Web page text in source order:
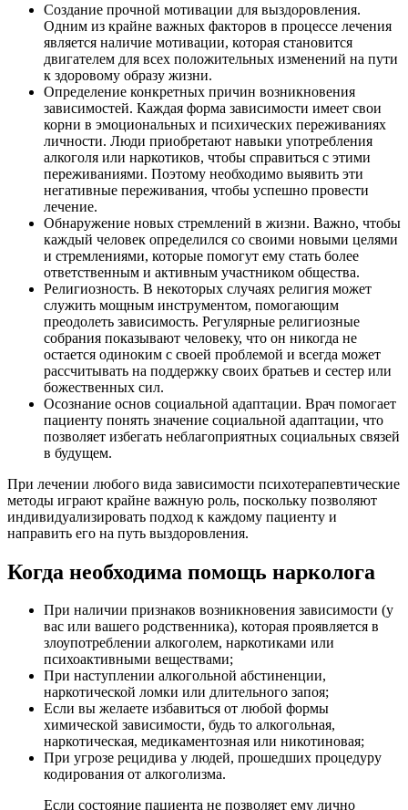
Создание прочной мотивации для выздоровления.
Одним из крайне важных факторов в процессе лечения
является наличие мотивации, которая становится
двигателем для всех положительных изменений на пути
к здоровому образу жизни.
Определение конкретных причин возникновения
зависимостей. Каждая форма зависимости имеет свои
корни в эмоциональных и психических переживаниях
личности. Люди приобретают навыки употребления
алкоголя или наркотиков, чтобы справиться с этими
переживаниями. Поэтому необходимо выявить эти
негативные переживания, чтобы успешно провести
лечение.
Обнаружение новых стремлений в жизни. Важно, чтобы
каждый человек определился со своими новыми целями
и стремлениями, которые помогут ему стать более
ответственным и активным участником общества.
Религиозность. В некоторых случаях религия может
служить мощным инструментом, помогающим
преодолеть зависимость. Регулярные религиозные
собрания показывают человеку, что он никогда не
остается одиноким с своей проблемой и всегда может
рассчитывать на поддержку своих братьев и сестер или
божественных сил.
Осознание основ социальной адаптации. Врач помогает
пациенту понять значение социальной адаптации, что
позволяет избегать неблагоприятных социальных связей
в будущем.
При лечении любого вида зависимости психотерапевтические
методы играют крайне важную роль, поскольку позволяют
индивидуализировать подход к каждому пациенту и
направить его на путь выздоровления.
Когда необходима помощь нарколога
При наличии признаков возникновения зависимости (у
вас или вашего родственника), которая проявляется в
злоупотреблении алкоголем, наркотиками или
психоактивными веществами;
При наступлении алкогольной абстиненции,
наркотической ломки или длительного запоя;
Если вы желаете избавиться от любой формы
химической зависимости, будь то алкогольная,
наркотическая, медикаментозная или никотиновая;
При угрозе рецидива у людей, прошедших процедуру
кодирования от алкоголизма.
Если состояние пациента не позволяет ему лично